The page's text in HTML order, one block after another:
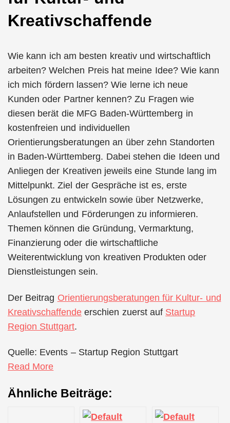
Kreativschaffende
Wie kann ich am besten kreativ und wirtschaftlich
arbeiten? Welchen Preis hat meine Idee? Wie kann
ich mich fördern lassen? Wie lerne ich neue
Kunden oder Partner kennen? Zu Fragen wie
diesen berät die MFG Baden-Württemberg in
kostenfreien und individuellen
Orientierungsberatungen an über zehn Standorten
in Baden-Württemberg. Dabei stehen die Ideen und
Anliegen der Kreativen jeweils eine Stunde lang im
Mittelpunkt. Ziel der Gespräche ist es, erste
Lösungen zu entwickeln sowie über Netzwerke,
Anlaufstellen und Förderungen zu informieren.
Themen können die Gründung, Vermarktung,
Finanzierung oder die wirtschaftliche
Weiterentwicklung von kreativen Produkten oder
Dienstleistungen sein.
Der Beitrag Orientierungsberatungen für Kultur- und
Kreativschaffende erschien zuerst auf Startup
Region Stuttgart.
Quelle: Events – Startup Region Stuttgart
Read More
Ähnliche Beiträge: